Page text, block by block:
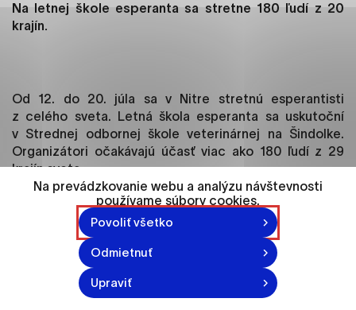
Na letnej škole esperanta sa stretne 180 ľudí z 20
krajín.
Od 12. do 20. júla sa v Nitre stretnú esperantisti
z celého sveta. Letná škola esperanta sa uskutoční
v Strednej odbornej škole veterinárnej na Šindolke.
Organizátori očakávajú účasť viac ako 180 ľudí z 29
krajín sveta.
Na Letnej škole esperanta sa popri začiatočníkoch
zúčastnia aj tí, ktorí sa jazyk učia už nejaký čas.
Účastníci budú rozdelení do šiestich skupín podľa
jazykovej úrovne. Na záver každý získa potvrdenie o
absolvovaní 26-hodinového kurzu podľa úrovní
Európskeho referenčného rámca pre jazyky od A1 po
Na prevádzkovanie webu a analýzu návštevnosti
používame súbory cookies.
Povoliť všetko
Odmietnuť
Upraviť
fungovať.
stránok pochopiť, ako návštevníci stránok stránku
používajú, aby mohol stránky optimalizovať a
ponúknuť im lepšiu skúsenosť. Všetky dáta sa
zbierajú anonymne a nie je možné ich spojiť s
konkrétnou osobou.
Označiť všetko
Uložiť nastavenia
Viac informácií